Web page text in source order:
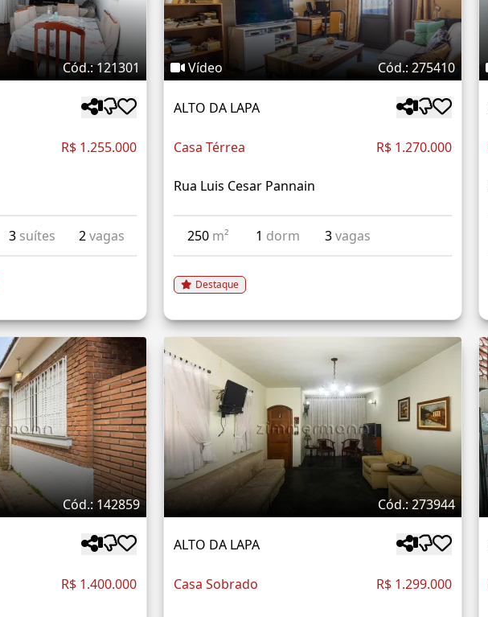
Cód.: 121301
R$ 1.255.000
3 suítes 2vagas
Vídeo Cód.: 275410
ALTO DA LAPA
Casa Térrea R$ 1.270.000
Rua Luis Cesar Pannain
250 m² 1 dorm 3vagas
Destaque
Cód.: 142859
R$ 1.400.000
Cód.: 273944
ALTO DA LAPA
Casa Sobrado R$ 1.299.000